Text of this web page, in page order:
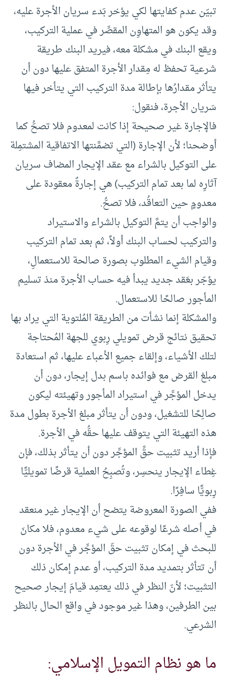
تبيّن عدم كفايتها لكي يؤخر بَدء سريان الأجرة عليه،
وقد يكون هو المتهاوِن المقصِّر في عملية التركيب،
ويقع البنك في مشكلة معه، فيريد البنك طريقة
شرعية تحفظ له مِقدار الأجرة المتفق عليها دون أن
يتأثر مقدارُها بإطالة مدة التركيب التي يتأخر فيها
سَريان الأجرة، فنقول:
فالإجارة غير صحيحة إذا كانت لمعدوم فلا تصحُّ كما
أوضحنا؛ لأن الإجارة (التي تضمَّنتها الاتفاقية المشتمِلة
على التوكيل بالشراء مع عقد الإيجار المضاف سريان
آثارِه لما بعد تمام التركيب) هي إجارةٌ معقودة على
معدومٍ حين التعاقُد، فلا تصحُّ.
والواجب أن يتمَّ التوكيل بالشراء والاستيراد
والتركيب لحساب البنك أولاً، ثم بعد تمام التركيب
وقيام الشيء المطلوب بصورة صالحة للاستعمالِ،
يؤجّر بعَقد جديد يبدأ فيه حساب الأجرة منذ تسليم
المأجور صالحًا للاستعمال.
والمشكلة إنما نشأت من الطريقة المُلتوية التي يراد بها
تحقيق نتائج قرض تمويلي رِبوي للجهة المُحتاجة
لتلك الأشياء، وإلقاء جميع الأعباء عليها، ثم استعادة
مبلغ القرض مع فوائده باسم بدل إيجار، دون أن
يدخل المؤجِّر في استيراد المأجور وتهيئته ليكون
صالِحًا للتشغيل، ودون أن يتأثر مبلغ الأجرة بطول مدة
هذه التهيئة التي يتوقف عليها حقُّه في الأجرة.
فإذا أريد تثبيت حقِّ المؤجِّر دون أن يتأثر بذلك، فإن
غِطاء الإيجار ينحسِر، وتُصبِحُ العملية قرضًا تمويليًّا
رِبويًّا سافِرًا.
ففي الصورة المعروضة يتضح أن الإيجار غير منعقد
في أصله شرعًا لوقوعه على شيء معدوم، فلا مكانَ
للبحث في إمكان تثبيت حقّ المؤجِّر في الأجرة دون
أن تتأثر بتمديد مدة التركيب، أو عدم إمكان ذلك
التثبيت؛ لأنّ النظر في ذلك يعتمِد قيامَ إيجار صحيح
بين الطرفين، وهذا غير موجود في واقع الحال بالنظر
الشرعي.
ما هو نظام التمويل الإسلامي: